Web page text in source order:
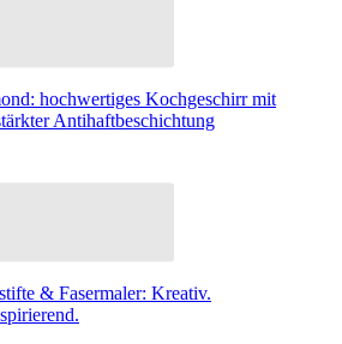
hochwertiges Kochgeschirr mit
Antihaftbeschichtung
& Fasermaler: Kreativ.